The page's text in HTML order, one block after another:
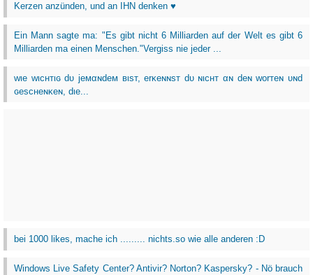
Kerzen anzünden, und an IHN denken ♥
Ein Mann sagte ma: "Es gibt nicht 6 Milliarden auf der Welt es gibt 6
Milliarden ma einen Menschen."Vergiss nie jeder ...
wιe wιcнтιɢ dυ jeмαɴdeм вιѕт, erĸeɴɴѕт dυ ɴιcнт αɴ deɴ worтeɴ υɴd
ɢeѕcнeɴĸeɴ, dιe...
bei 1000 likes, mache ich ......... nichts.so wie alle anderen :D
Windows Live Safety Center? Antivir? Norton? Kaspersky? - Nö brauch